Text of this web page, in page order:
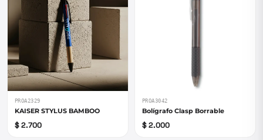
PROA2329
KAISER STYLUS BAMBOO
$ 2.700
PROA3042
Bolígrafo Clasp Borrable
$ 2.000